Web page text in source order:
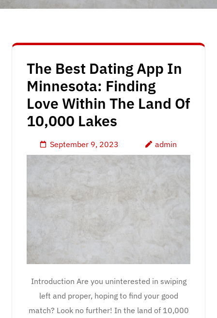
The Best Dating App In
Minnesota: Finding
Love Within The Land Of
10,000 Lakes
September 9, 2023 admin
Introduction Are you uninterested in swiping
left and proper, hoping to find your good
match? Look no further! In the land of 10,000